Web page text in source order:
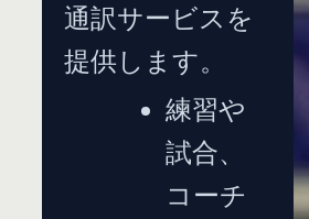
通訳サービスを
提供します。
練習や
試合、
コーチ